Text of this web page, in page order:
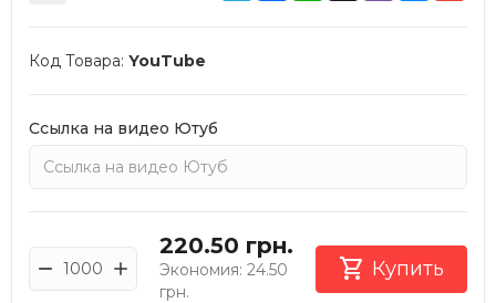
Код Товара: YouTube
Ссылка на видео Ютуб
220.50 грн.
Экономия: 24.50
грн.
 Купить